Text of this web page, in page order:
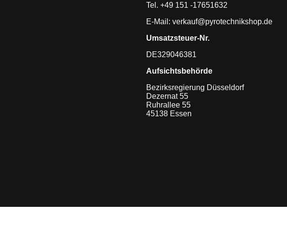
Tel. +49 151 -17651632
E-Mail: verkauf@pyrotechnikshop.de
Umsatzsteuer-Nr.
DE329046381
Aufsichtsbehörde
Bezirksregierung Düsseldorf
Dezernat 55
Ruhrallee 55
45138 Essen